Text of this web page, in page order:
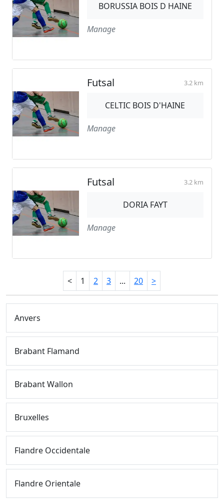
BORUSSIA BOIS D HAINE
Manage
Futsal 3.2 km
CELTIC BOIS D'HAINE
Manage
Futsal 3.2 km
DORIA FAYT
Manage
< 1 2 3 ... 20 >
Anvers
Brabant Flamand
Brabant Wallon
Bruxelles
Flandre Occidentale
Flandre Orientale